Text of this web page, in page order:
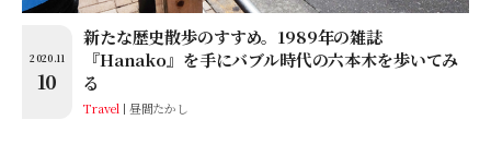
2020.11
10
新たな歴史散歩のすすめ。1989年の雑誌
『Hanako』を手にバブル時代の六本木を歩いてみ
る
Travel 昼間たかし